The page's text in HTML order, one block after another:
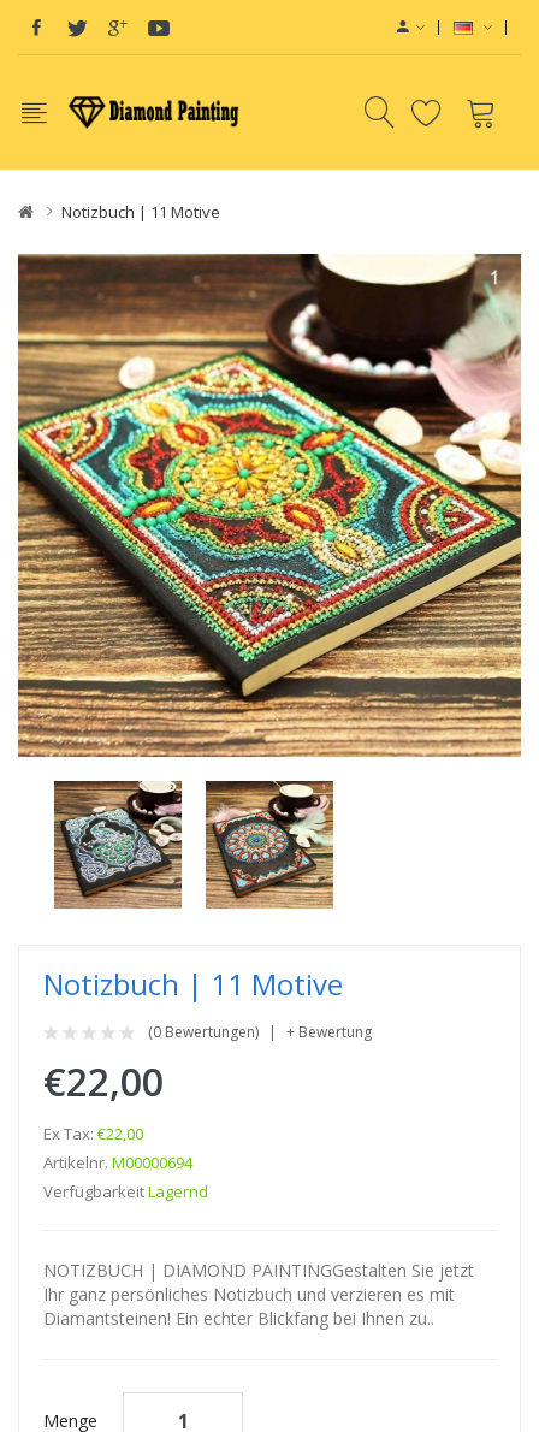
Notizbuch | 11 Motive
Notizbuch | 11 Motive
(0 Bewertungen) + Bewertung
€22,00
Ex Tax: €22,00
Artikelnr. M00000694
VerfügbarkeitLagernd
NOTIZBUCH | DIAMOND PAINTINGGestalten Sie jetzt
Ihr ganz persönliches Notizbuch und verzieren es mit
Diamantsteinen! Ein echter Blickfang bei Ihnen zu..
Menge